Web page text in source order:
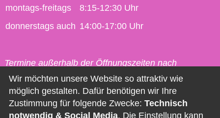
montags-freitags
8:15-12:30 Uhr
donnerstags auch 14:00-17:00 Uhr
Termine außerhalb der Öffnungszeiten nach
vorheriger Vereinbarung möglich.
Kontakt
Wir möchten unsere Website so attraktiv wie
möglich gestalten. Dafür benötigen wir Ihre
Zustimmung für folgende Zwecke: Technisch
notwendig & Social Media. Die Einstellung kann